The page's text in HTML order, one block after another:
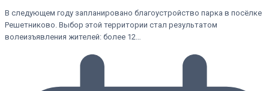
В следующем году запланировано благоустройство парка в посёлке
Решетниково. Выбор этой территории стал результатом
волеизъявления жителей: более 12…